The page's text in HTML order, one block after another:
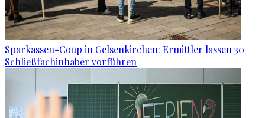
Sparkassen-Coup in Gelsenkirchen: Ermittler lassen 30
Schließfachinhaber vorführen